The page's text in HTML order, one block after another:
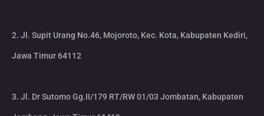
2. Jl. Supit Urang No.46, Mojoroto, Kec. Kota, Kabupaten Kediri,
Jawa Timur 64112
3. Jl. Dr Sutomo Gg.II/179 RT/RW 01/03 Jombatan, Kabupaten